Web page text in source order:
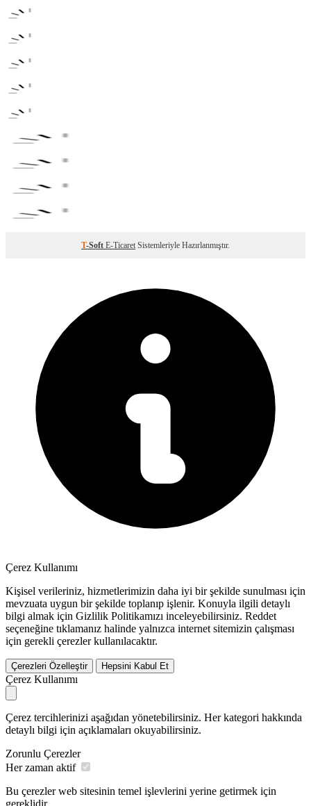
T-Soft E-Ticaret Sistemleriyle Hazırlanmıştır.
Çerez Kullanımı
Kişisel verileriniz, hizmetlerimizin daha iyi bir şekilde sunulması için
mevzuata uygun bir şekilde toplanıp işlenir. Konuyla ilgili detaylı
bilgi almak için Gizlilik Politikamızı inceleyebilirsiniz. Reddet
seçeneğine tıklamanız halinde yalnızca internet sitemizin çalışması
için gerekli çerezler kullanılacaktır.
Çerezleri Özelleştir Hepsini Kabul Et
Çerez Kullanımı
Çerez tercihlerinizi aşağıdan yönetebilirsiniz. Her kategori hakkında
detaylı bilgi için açıklamaları okuyabilirsiniz.
Zorunlu Çerezler
Her zaman aktif
Bu çerezler web sitesinin temel işlevlerini yerine getirmek için
gereklidir.